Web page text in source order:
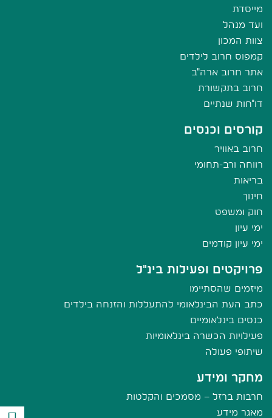
מייסדת
ועד מנהל
צוות המכון
קמפוס חרוב לילדים
אתר חרוב ארה"ב
חרוב בתקשורת
דו"חות שנתיים
קורסים וכנסים
חרוב באוויר
רווחה ורב-תחומי
בריאות
חינוך
חוק ומשפט
ימי עיון
ימי עיון קודמים
פרויקטים ופעילות בינ"ל
מיזמים שהסתיימו
כתב העת הבינלאומי להתעללות והזנחה בילדים
כנסים בינלאומיים
פעילויות הכשרה בינלאומיות
שיתופי פעולה
מחקר ומידע
חרבות ברזל – מסמכים והקלטות
מאגר מידע